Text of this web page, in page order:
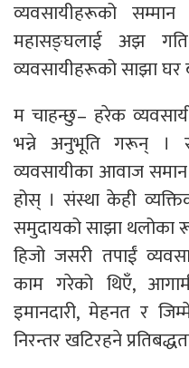
व्यवसायीहरूको
महासङ्घलाई अझ
व्यवसायीहरूको साझा घर
म चाहन्छु– हरेक
भन्ने अनुभूति गरून् ।
व्यवसायीका आवाज
होस् । संस्था केही
समुदायको साझा थलोका
हिजो जसरी तपाईं
काम गरेको थिएँ,
इमानदारी, मेहनत र
निरन्तर खटिरहने